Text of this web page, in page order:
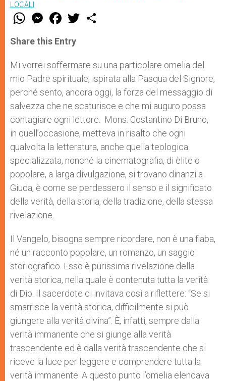
LOCALI
W
t
s
p
p
M
e
s
e
g
e
r
F
a
e
b
o
k
w
r
Share this Entry
Mi vorrei soffermare su una particolare omelia del
mio Padre spirituale, ispirata alla Pasqua del Signore,
perché sento, ancora oggi, la forza del messaggio di
salvezza che ne scaturisce e che mi auguro possa
contagiare ogni lettore. Mons. Costantino Di Bruno,
in quell’occasione, metteva in risalto che ogni
qualvolta la letteratura, anche quella teologica
specializzata, nonché la cinematografia, di èlite o
popolare, a larga divulgazione, si trovano dinanzi a
Giuda, è come se perdessero il senso e il significato
della verità, della storia, della tradizione, della stessa
rivelazione.
Il Vangelo, bisogna sempre ricordare, non è una fiaba,
né un racconto popolare, un romanzo, un saggio
storiografico. Esso è purissima rivelazione della
verità storica, nella quale è contenuta tutta la verità
di Dio. Il sacerdote ci invitava così a riflettere: “Se si
smarrisce la verità storica, difficilmente si può
giungere alla verità divina”. È, infatti, sempre dalla
verità immanente che si giunge alla verità
trascendente ed è dalla verità trascendente che si
riceve la luce per leggere e comprendere tutta la
verità immanente. A questo punto l’omelia elencava